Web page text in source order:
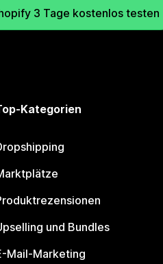
3 Tage kostenlos testen
Kategorien
und Bundles
Mail-Marketing